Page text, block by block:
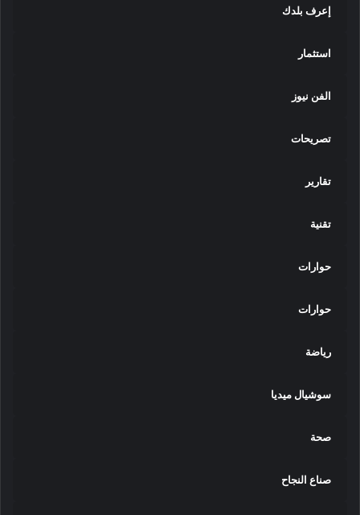
إعرف بلدك
استثمار
الفن نيوز
تصريحات
تقارير
تقنية
حوارات
حوارات
رياضة
سوشيال ميديا
صحة
صناع النجاح